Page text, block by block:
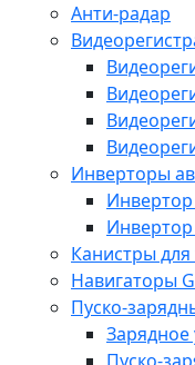
Анти-радар
Инверторы
Канистры
Навигаторы
Пуско-
Зарядное